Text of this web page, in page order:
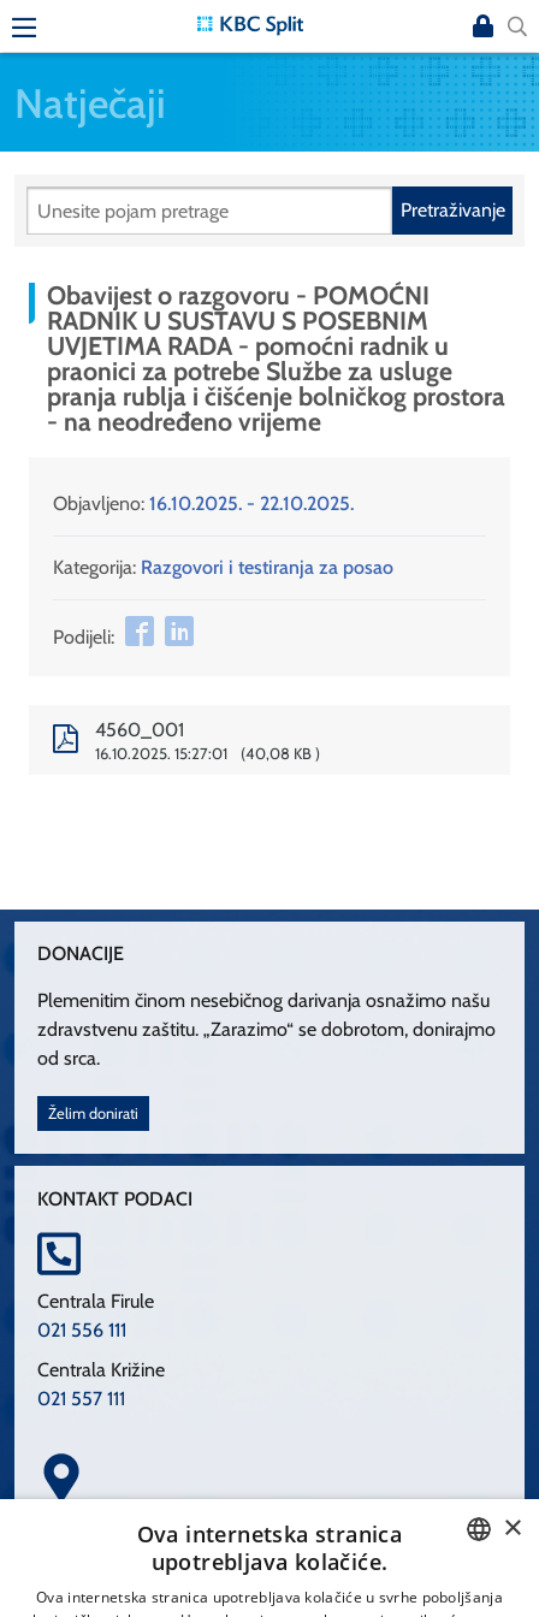
Natječaji
Pretraživanje
Obavijest o razgovoru - POMOĆNI
RADNIK U SUSTAVU S POSEBNIM
UVJETIMA RADA - pomoćni radnik u
praonici za potrebe Službe za usluge
pranja rublja i čišćenje bolničkog prostora
- na neodređeno vrijeme
Objavljeno: 16.10.2025. - 22.10.2025.
Kategorija: Razgovori i testiranja za posao
Podijeli:
4560_001
16.10.2025. 15:27:01 40,08 KB
DONACIJE
Plemenitim činom nesebičnog darivanja osnažimo našu
zdravstvenu zaštitu. „Zarazimo“ se dobrotom, donirajmo
od srca.
Želim donirati
KONTAKT PODACI
Centrala Firule
021 556 111
Centrala Križine
021 557 111
Spinčićeva 1, 21000 Split
CROATIAN
×
Ova internetska stranica
upotrebljava kolačiće.
Ova internetska stranica upotrebljava kolačiće u svrhe poboljšanja